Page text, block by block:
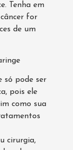
Tenha em
for
de um
só pode ser
pois ele
como sua
cirurgia,